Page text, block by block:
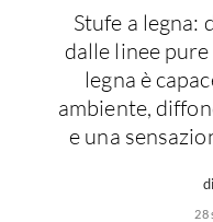
Cucine Country
Cucine Monoblocco
Consigli Cucine
Attrezzature Interne
Stufe a legna:
dalle linee
legna è
ambiente,
e una
28